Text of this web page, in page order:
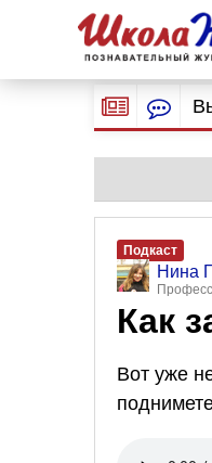
Подкаст
Нина
Как
Вот уже